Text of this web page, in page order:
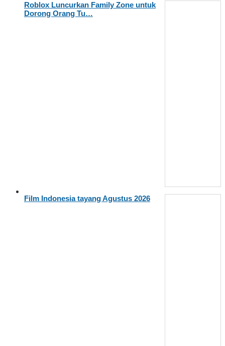
Roblox Luncurkan Family Zone untuk
Dorong Orang Tu…
Film Indonesia tayang Agustus 2026